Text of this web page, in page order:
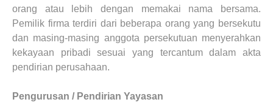
orang atau lebih dengan memakai nama bersama.
Pemilik firma terdiri dari beberapa orang yang bersekutu
dan masing-masing anggota persekutuan menyerahkan
kekayaan pribadi sesuai yang tercantum dalam akta
pendirian perusahaan.
Pengurusan / Pendirian Yayasan